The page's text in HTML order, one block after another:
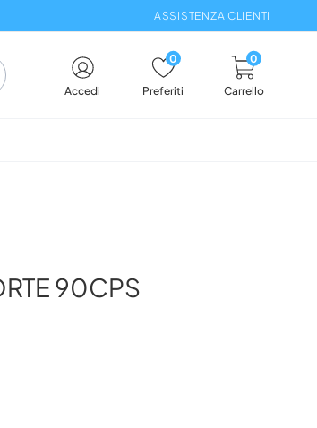
ASSISTENZA CLIENTI
Accedi Preferiti
0
Carrello
0
90CPS